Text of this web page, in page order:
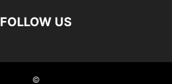
FOLLOW US
©